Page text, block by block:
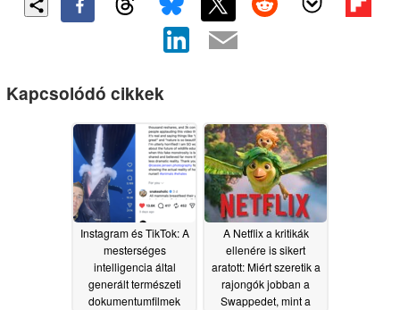
Kapcsolódó cikkek
Instagram és TikTok: A
mesterséges
intelligencia által
generált természeti
dokumentumfilmek
A Netflix a kritikák
ellenére is sikert
aratott: Miért szeretik a
rajongók jobban a
Swappedet, mint a